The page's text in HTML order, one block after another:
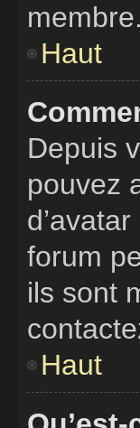
membre.
Haut
Depuis
pouvez
forum
ils sont
Haut